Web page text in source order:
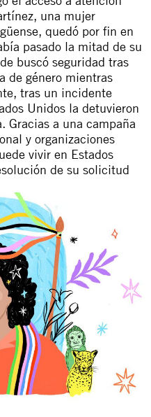
una mujer
quedó por fin en
pasado la mitad de su
buscó seguridad tras
de género mientras
tras un incidente
Unidos la detuvieron
Gracias a una campaña
y organizaciones
vivir en Estados
de su solicitud